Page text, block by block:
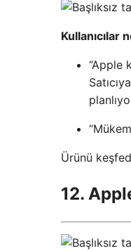
Kullanıcılar
“Apple
Ürünü
12.